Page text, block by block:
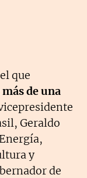
que
de una
Geraldo
y
de